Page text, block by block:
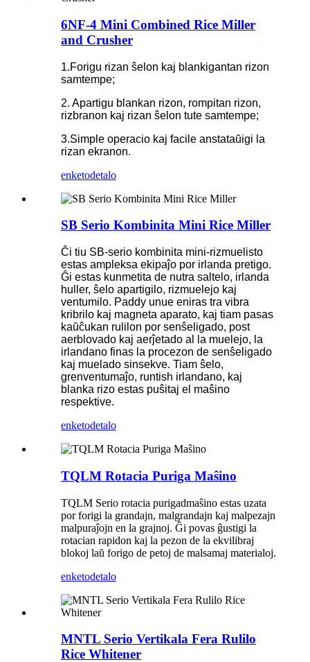
6NF-4 Mini Combined Rice Miller
and Crusher
1.Forigu rizan ŝelon kaj blankigantan rizon
samtempe;
2. Apartigu blankan rizon, rompitan rizon,
rizbranon kaj rizan ŝelon tute samtempe;
3.Simple operacio kaj facile anstataŭigi la
rizan ekranon.
enketodetalo
SB Serio Kombinita Mini Rice Miller
Ĉi tiu SB-serio kombinita mini-rizmuelisto
estas ampleksa ekipaĵo por irlanda pretigo.
Ĝi estas kunmetita de nutra saltelo, irlanda
huller, ŝelo apartigilo, rizmuelejo kaj
ventumilo. Paddy unue eniras tra vibra
kribrilo kaj magneta aparato, kaj tiam pasas
kaŭĉukan rulilon por senŝeligado, post
aerblovado kaj aerĵetado al la muelejo, la
irlandano finas la procezon de senŝeligado
kaj muelado sinsekve. Tiam ŝelo,
grenventumaĵo, runtish irlandano, kaj
blanka rizo estas puŝitaj el maŝino
respektive.
enketodetalo
TQLM Rotacia Puriga Maŝino
TQLM Serio rotacia purigadmaŝino estas uzata
por forigi la grandajn, malgrandajn kaj malpezajn
malpuraĵojn en la grajnoj. Ĝi povas ĝustigi la
rotacian rapidon kaj la pezon de la ekvilibraj
blokoj laŭ forigo de petoj de malsamaj materialoj.
enketodetalo
MNTL Serio Vertikala Fera Rulilo
Rice Whitener